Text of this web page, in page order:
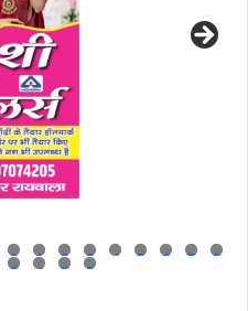
0 1 2 3 4 5 6 7 8
3 4 5 6